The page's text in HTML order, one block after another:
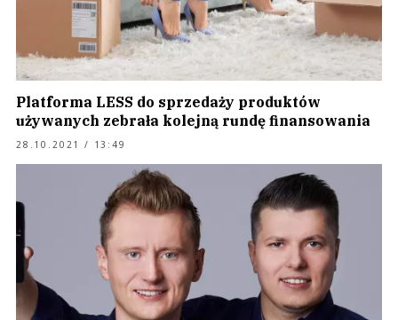
Platforma LESS do sprzedaży produktów
używanych zebrała kolejną rundę finansowania
28.10.2021 / 13:49